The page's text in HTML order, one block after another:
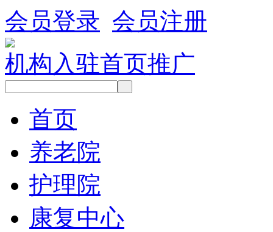
会员登录 会员注册
机构入驻首页推广
首页
养老院
护理院
康复中心